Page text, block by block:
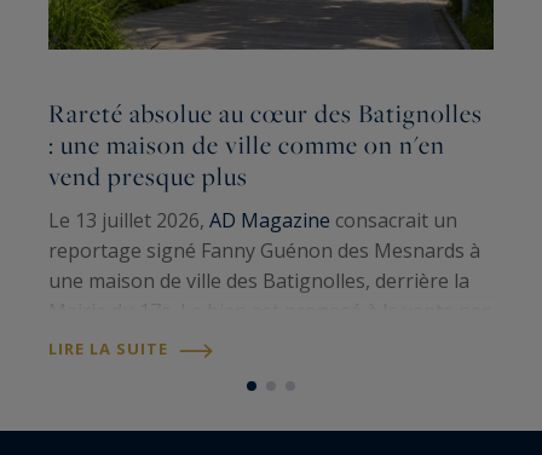
Rareté absolue au cœur des Batignolles
: une maison de ville comme on n'en
vend presque plus
Le 13 juillet 2026, AD Magazine consacrait un
reportage signé Fanny Guénon des Mesnards à
une maison de ville des Batignolles, derrière la
Paris Ouest Sotheby’s International Realty
LIRE LA SUITE